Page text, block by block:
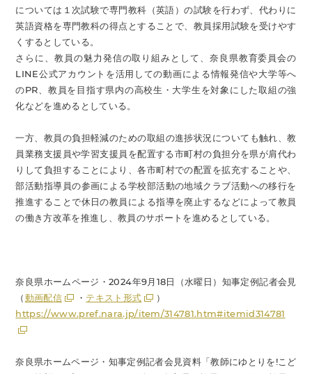
については１次試験で専門教科（英語）の試験を行わず、代わりに
英語資格を専門教科の得点とすることで、教員採用試験を受けやす
くするとしている。
さらに、教員の魅力発信の取り組みとして、奈良県教育委員会の
LINE公式アカウントを活用しての動画による情報発信や大学等へ
のPR、教員を目指す県内の高校生・大学生を対象にした取組の強
化などを進めるとしている。
一方、教員の負担軽減のための取組の進捗状況についても触れ、教
員業務支援員や学習支援員を配置する市町村の負担分を県が肩代わ
りして負担することにより、各市町村での配置を拡充することや、
部活動指導員の参画による学校部活動の地域クラブ活動への移行を
推進することで休日の教員による指導を廃止するなどによって教員
の働き方改革を推進し、教員のサポートを進めるとしている。
奈良県ホームページ・2024年9月18日（水曜日）知事定例記者会見
（動画配信 ・ テキスト形式
）
https://www.pref.nara.jp/item/314781.htm#itemid314781
奈良県ホームページ・知事定例記者会見資料「教師にゆとりを!こど